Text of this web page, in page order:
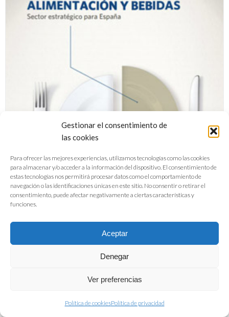
Gestionar el consentimiento de
las cookies
Para ofrecer las mejores experiencias, utilizamos tecnologías como las cookies
para almacenar y/o acceder a la información del dispositivo. El consentimiento de
estas tecnologías nos permitirá procesar datos como el comportamiento de
navegación o las identificaciones únicas en este sitio. No consentir o retirar el
consentimiento, puede afectar negativamente a ciertas características y
funciones.
Aceptar
Denegar
Ver preferencias
Política de cookiesPolítica de privacidad
Folleto La industria alimentaria